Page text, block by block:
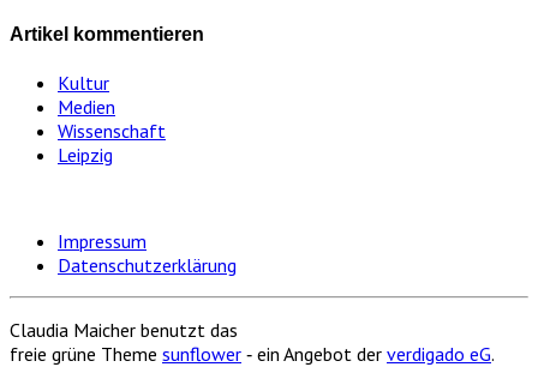
Artikel kommentieren
Kultur
Medien
Wissenschaft
Leipzig
Impressum
Datenschutzerklärung
Claudia Maicher benutzt das
freie grüne Theme sunflower ‐ ein Angebot der verdigado eG.